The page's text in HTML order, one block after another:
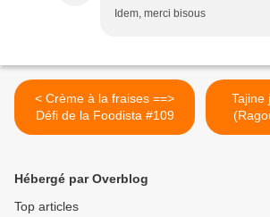
Idem, merci bisous
< Crème à la fraises ==>
Défi de la Foodista #109
Tajine
Hébergé par Overblog
Top articles